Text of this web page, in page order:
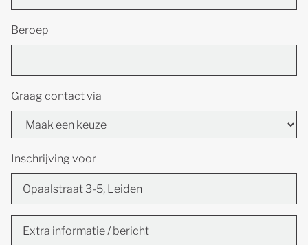
Beroep
Graag contact via
Inschrijving voor